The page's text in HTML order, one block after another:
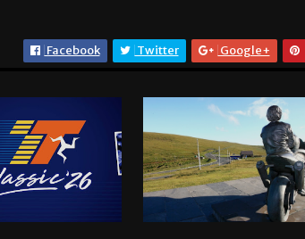
Facebook Twitter Google+